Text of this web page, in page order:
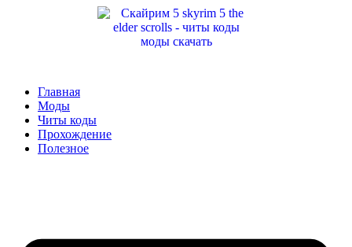
Главная
Моды
Читы коды
Прохождение
Полезное